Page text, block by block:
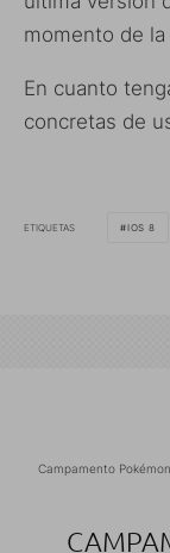
momento de
En cuanto
concretas de
ETIQUETAS IOS 8
Campamento